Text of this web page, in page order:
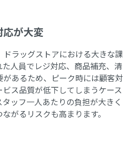
応が大変
ラッグストアにおける大きな課
人員でレジ対応、商品補充、清
あるため、ピーク時には顧客対
ス品質が低下してしまうケース
ッフ一人あたりの負担が大きく
がるリスクも高まります。